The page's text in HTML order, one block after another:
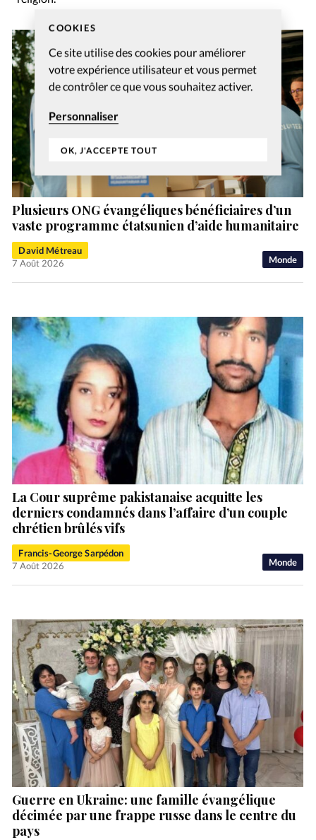
COOKIES
Ce site utilise des cookies pour améliorer
votre expérience utilisateur et vous permet
de contrôler ce que vous souhaitez activer.
Personnaliser
OK, J'ACCEPTE TOUT
Monde
Plusieurs ONG évangéliques bénéficiaires d’un
vaste programme étatsunien d’aide humanitaire
David Métreau
7 Août 2026
Monde
La Cour suprême pakistanaise acquitte les
derniers condamnés dans l’affaire d’un couple
chrétien brûlés vifs
Francis-George Sarpédon
7 Août 2026
Guerre en Ukraine: une famille évangélique
décimée par une frappe russe dans le centre du
pays